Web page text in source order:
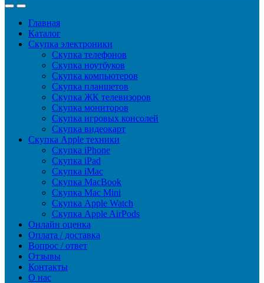
Главная
Каталог
Скупка электроники
Скупка телефонов
Скупка ноутбуков
Скупка компьютеров
Скупка планшетов
Скупка ЖК телевизоров
Скупка мониторов
Скупка игровых консолей
Скупка видеокарт
Скупка Apple техники
Скупка iPhone
Скупка iPad
Скупка iMac
Скупка MacBook
Скупка Mac Mini
Скупка Apple Watch
Скупка Apple AirPods
Онлайн оценка
Оплата / доставка
Вопрос / ответ
Отзывы
Контакты
О нас